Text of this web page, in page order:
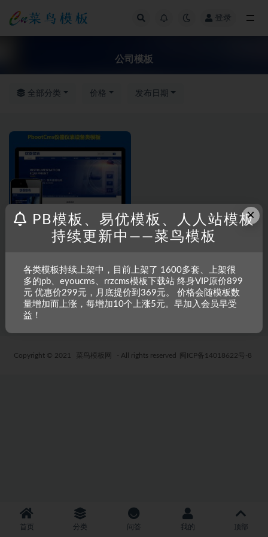
登录
公司模板
全部分类 价格 发布日期
PBootcms模
五金/设备/制造/
响应式仪器仪表精密电子科技
PB网站源码
5 年前 55 9.9
Copyright © 2021 菜鸟模板网 - All rights reserved 闽ICP备14018622号-8
首页 分类 问答 我的 顶部
×
PB模板、易优模板、人人站模板
持续更新中——菜鸟模板
各类模板持续上架中，目前上架了 1600多套、上架很
多的pb、eyoucms、rrzcms模板下载站 终身VIP原价899
元 优惠价299元，月底提价到369元。 价格会随模板数
量增加而上涨，每增加10个上涨5元。早加入会员早受
益！